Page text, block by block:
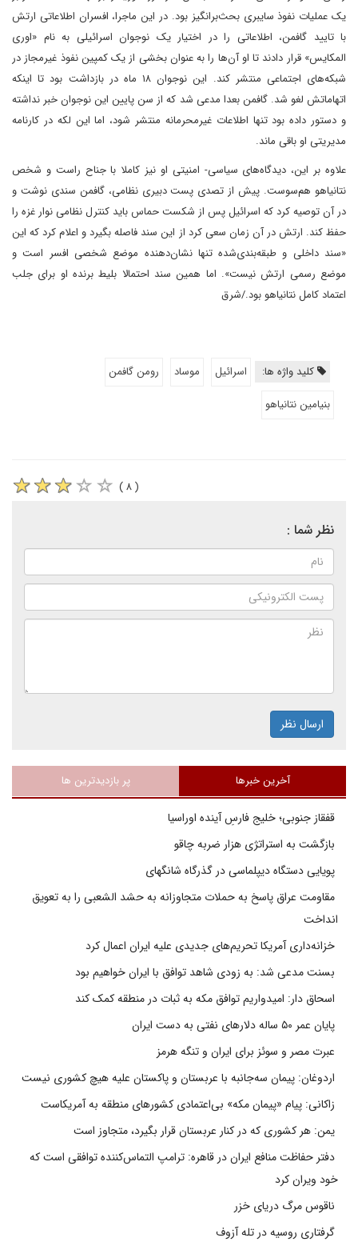
یک عملیات نفوذ سایبری بحث‌برانگیز بود. در این ماجرا، افسران اطلاعاتی ارتش
با تایید گافمن، اطلاعاتی را در اختیار یک نوجوان اسرائیلی به نام «اوری
المکایس» قرار دادند تا او آن‌ها را به عنوان بخشی از یک کمپین نفوذ غیرمجاز در
شبکه‌های اجتماعی منتشر کند. این نوجوان ۱۸ ماه در بازداشت بود تا اینکه
اتهاماتش لغو شد. گافمن بعدا مدعی شد که از سن پایین این نوجوان خبر نداشته
و دستور داده بود تنها اطلاعات غیرمحرمانه منتشر شود، اما این لکه در کارنامه
مدیریتی او باقی ماند.
علاوه بر این، دیدگاه‌های سیاسی- امنیتی او نیز کاملا با جناح راست و شخص
نتانیاهو هم‌سوست. پیش از تصدی پست دبیری نظامی، گافمن سندی نوشت و
در آن توصیه کرد که اسرائیل پس از شکست حماس باید کنترل نظامی نوار غزه را
حفظ کند. ارتش در آن زمان سعی کرد از این سند فاصله بگیرد و اعلام کرد که این
«سند داخلی و طبقه‌بندی‌شده تنها نشان‌دهنده موضع شخصی افسر است و
موضع رسمی ارتش نیست». اما همین سند احتمالا بلیط برنده او برای جلب
اعتماد کامل نتانیاهو بود./شرق
کلید واژه ها: اسرائیل موساد
رومن گافمن
بنیامین نتانیاهو
( ۸ )
نظر شما :
ارسال نظر
آخرین خبرها پر بازدیدترین ها
قفقاز جنوبی؛ خلیج فارسِ آینده اوراسیا
بازگشت به استراتژی هزار ضربه چاقو
پویایی دستگاه دیپلماسی در گذرگاه شانگهای
مقاومت عراق پاسخ به حملات متجاوزانه به حشد الشعبی را به تعویق
انداخت
خزانه‌داری آمریکا تحریم‌های جدیدی علیه ایران اعمال کرد
بسنت مدعی شد: به زودی شاهد توافق با ایران خواهیم بود
اسحاق دار: امیدواریم توافق مکه به ثبات در منطقه کمک کند
پایان عمر ۵۰ ساله دلارهای نفتی به دست ایران
عبرت مصر و سوئز برای ایران و تنگه هرمز
اردوغان: پیمان سه‌جانبه با عربستان و پاکستان علیه هیچ کشوری نیست
زاکانی: پیام «پیمان مکه» بی‌اعتمادی کشورهای منطقه به آمریکاست
یمن: هر کشوری که در کنار عربستان قرار بگیرد، متجاوز است
دفتر حفاظت منافع ایران در قاهره: ترامپ التماس‌کننده توافقی است که
خود ویران کرد
ناقوس مرگ دریای خزر
گرفتاری روسیه در تله آزوف